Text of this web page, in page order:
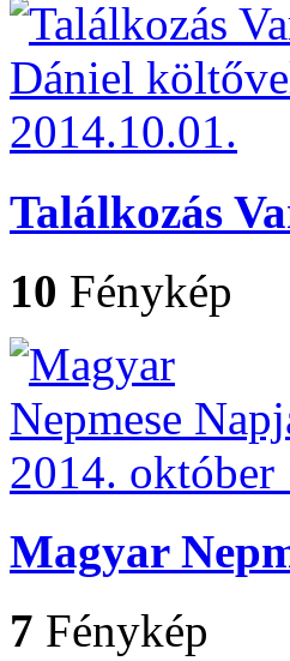
Találkozás
10 Fénykép
Magyar
7 Fénykép